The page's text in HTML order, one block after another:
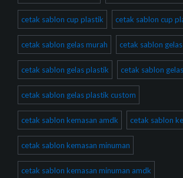
cetak sablon cup plastik cetak sablon cup
cetak sablon gelas murah cetak sablon
cetak sablon gelas plastik cetak sablon
cetak sablon gelas plastik custom
cetak sablon kemasan amdk cetak sablon
cetak sablon kemasan minuman
cetak sablon kemasan minuman amdk